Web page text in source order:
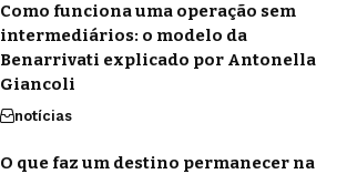
Como funciona uma operação sem
intermediários: o modelo da
Benarrivati explicado por Antonella
Giancoli
notícias
O que faz um destino permanecer na